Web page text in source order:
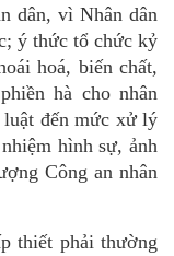
dân, vì Nhân dân
ý thức tổ chức kỷ
hoá, biến chất,
hà cho nhân
luật đến mức xử lý
hình sự, ảnh
Công an nhân
phải thường